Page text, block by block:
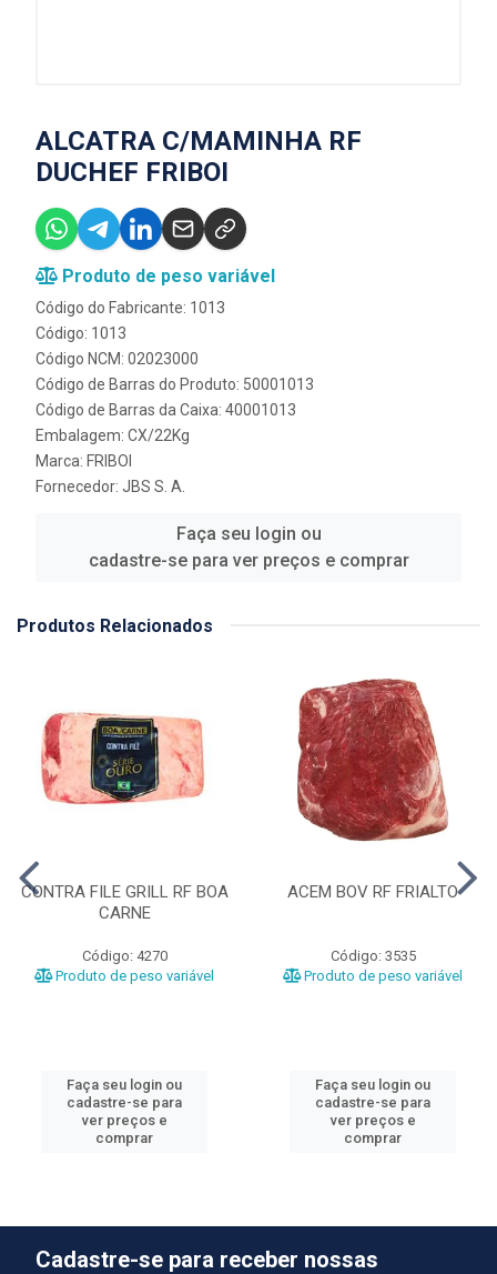
ALCATRA C/MAMINHA RF
DUCHEF FRIBOI
Produto de peso variável
Código do Fabricante: 1013
Código: 1013
Código NCM: 02023000
Código de Barras do Produto: 50001013
Código de Barras da Caixa: 40001013
Embalagem: CX/22Kg
Marca: FRIBOI
Fornecedor: JBS S. A.
Faça seu login ou
cadastre-se para ver preços e comprar
Produtos Relacionados
CONTRA FILE GRILL RF BOA
CARNE
Código: 4270
Produto de peso variável
Faça seu login ou
cadastre-se para
ver preços e
comprar
ACEM BOV RF FRIALTO
Código: 3535
Produto de peso variável
Faça seu login ou
cadastre-se para
ver preços e
comprar
Cadastre-se para receber nossas